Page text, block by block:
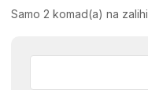
Samo 2 komad(a) na zalihi